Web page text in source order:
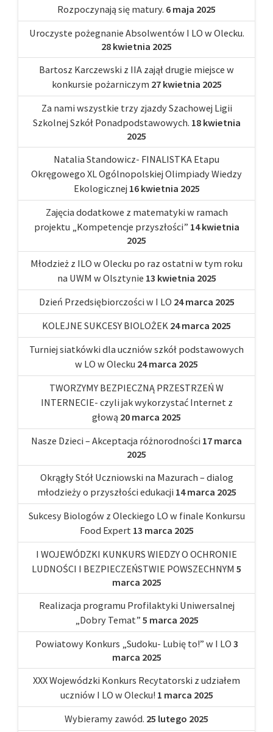
Rozpoczynają się matury. 6 maja 2025
Uroczyste pożegnanie Absolwentów I LO w Olecku.
28 kwietnia 2025
Bartosz Karczewski z IIA zajął drugie miejsce w
konkursie pożarniczym 27 kwietnia 2025
Za nami wszystkie trzy zjazdy Szachowej Ligii
Szkolnej Szkół Ponadpodstawowych. 18 kwietnia
2025
Natalia Standowicz- FINALISTKA Etapu
Okręgowego XL Ogólnopolskiej Olimpiady Wiedzy
Ekologicznej 16 kwietnia 2025
Zajęcia dodatkowe z matematyki w ramach
projektu „Kompetencje przyszłości” 14 kwietnia
2025
Młodzież z ILO w Olecku po raz ostatni w tym roku
na UWM w Olsztynie 13 kwietnia 2025
Dzień Przedsiębiorczości w I LO 24 marca 2025
KOLEJNE SUKCESY BIOLOŻEK 24 marca 2025
Turniej siatkówki dla uczniów szkół podstawowych
w LO w Olecku 24 marca 2025
TWORZYMY BEZPIECZNĄ PRZESTRZEŃ W
INTERNECIE- czyli jak wykorzystać Internet z
głową 20 marca 2025
Nasze Dzieci – Akceptacja różnorodności 17 marca
2025
Okrągły Stół Uczniowski na Mazurach – dialog
młodzieży o przyszłości edukacji 14 marca 2025
Sukcesy Biologów z Oleckiego LO w finale Konkursu
Food Expert 13 marca 2025
I WOJEWÓDZKI KUNKURS WIEDZY O OCHRONIE
LUDNOŚCI I BEZPIECZEŃSTWIE POWSZECHNYM 5
marca 2025
Realizacja programu Profilaktyki Uniwersalnej
„Dobry Temat” 5 marca 2025
Powiatowy Konkurs „Sudoku- Lubię to!” w I LO 3
marca 2025
XXX Wojewódzki Konkurs Recytatorski z udziałem
uczniów I LO w Olecku! 1 marca 2025
Wybieramy zawód. 25 lutego 2025